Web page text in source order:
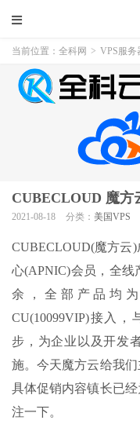
当前位置： 全科网 > VPS服务
CUBECLOUD 魔方
2021-08-18 分类： 美国VPS
CUBECLOUD(魔方云
心(APNIC)会员，全
余，全部产品均为
CU(10099VIP)接入
步，为企业以及开发
施。今天魔方云给我们
具体促销内容镇长已
注一下。